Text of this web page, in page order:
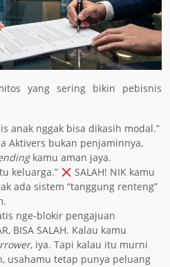
yang sering bikin pebisnis
anak nggak bisa dikasih modal.”
Aktivers bukan penjaminnya,
kamu aman jaya.
keluarga.”
SALAH! NIK kamu
ada sistem “tanggung renteng”
nge-blokir pengajuan
BISA SALAH. Kalau kamu
, iya. Tapi kalau itu murni
usahamu tetap punya peluang